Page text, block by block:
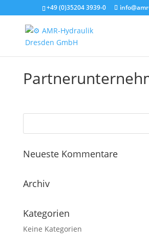
+49 (0)35204 3939-0
Neueste Kommentare
Archiv
Kategorien
Keine Kategorien